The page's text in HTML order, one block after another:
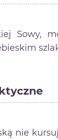
Sowy,
nie